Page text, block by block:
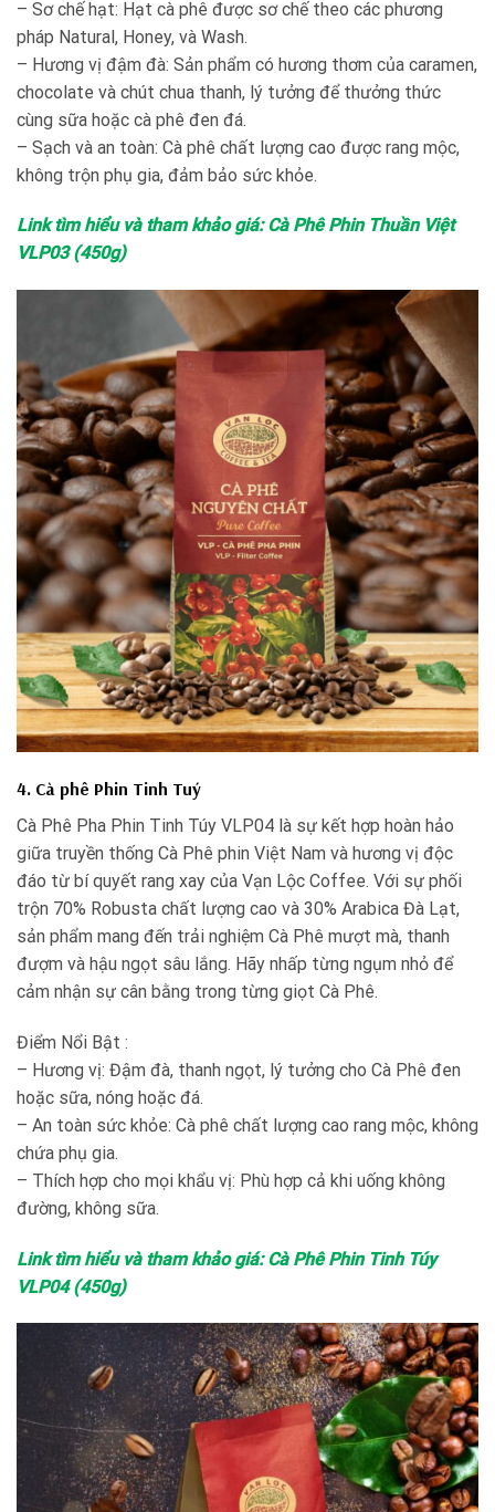
– Sơ chế hạt: Hạt cà phê được sơ chế theo các phương
pháp Natural, Honey, và Wash.
– Hương vị đậm đà: Sản phẩm có hương thơm của caramen,
chocolate và chút chua thanh, lý tưởng để thưởng thức
cùng sữa hoặc cà phê đen đá.
– Sạch và an toàn: Cà phê chất lượng cao được rang mộc,
không trộn phụ gia, đảm bảo sức khỏe.
Link tìm hiểu và tham khảo giá: Cà Phê Phin Thuần Việt
VLP03 (450g)
4. Cà phê Phin Tinh Tuý
Cà Phê Pha Phin Tinh Túy VLP04 là sự kết hợp hoàn hảo
giữa truyền thống Cà Phê phin Việt Nam và hương vị độc
đáo từ bí quyết rang xay của Vạn Lộc Coffee. Với sự phối
trộn 70% Robusta chất lượng cao và 30% Arabica Đà Lạt,
sản phẩm mang đến trải nghiệm Cà Phê mượt mà, thanh
đượm và hậu ngọt sâu lắng. Hãy nhấp từng ngụm nhỏ để
cảm nhận sự cân bằng trong từng giọt Cà Phê.
Điểm Nổi Bật :
– Hương vị: Đậm đà, thanh ngọt, lý tưởng cho Cà Phê đen
hoặc sữa, nóng hoặc đá.
– An toàn sức khỏe: Cà phê chất lượng cao rang mộc, không
chứa phụ gia.
– Thích hợp cho mọi khẩu vị: Phù hợp cả khi uống không
đường, không sữa.
Link tìm hiểu và tham khảo giá: Cà Phê Phin Tinh Túy
VLP04 (450g)